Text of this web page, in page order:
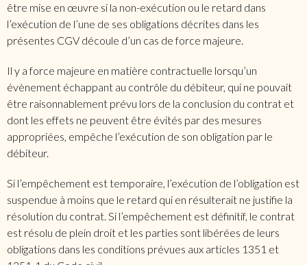
être mise en œuvre si la non-exécution ou le retard dans
l’exécution de l’une de ses obligations décrites dans les
présentes CGV découle d’un cas de force majeure.
Il y a force majeure en matière contractuelle lorsqu’un
évènement échappant au contrôle du débiteur, qui ne pouvait
être raisonnablement prévu lors de la conclusion du contrat et
dont les effets ne peuvent être évités par des mesures
appropriées, empêche l’exécution de son obligation par le
débiteur.
Si l’empêchement est temporaire, l’exécution de l’obligation est
suspendue à moins que le retard qui en résulterait ne justifie la
résolution du contrat. Si l’empêchement est définitif, le contrat
est résolu de plein droit et les parties sont libérées de leurs
obligations dans les conditions prévues aux articles 1351 et